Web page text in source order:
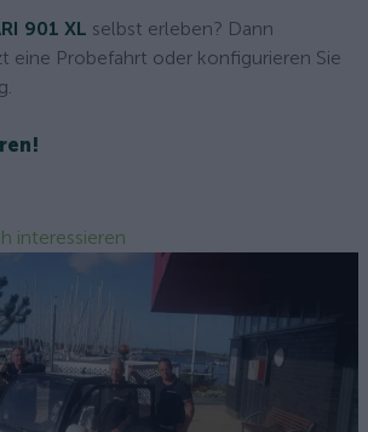
901 XL selbst erleben? Dann
eine Probefahrt oder konfigurieren Sie
interessieren